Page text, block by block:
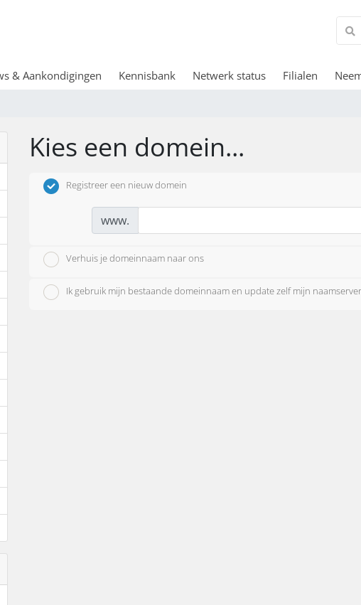
& Aankondigingen Kennisbank Netwerk status Filialen
Kies een domein...
Registreer een nieuw domein
www.
Verhuis je domeinnaam naar ons
Ik gebruik mijn bestaande domeinnaam en update zelf mijn